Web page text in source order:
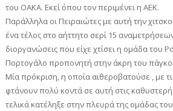
του ΟΑΚΑ. Εκεί όπου τον περιμένει η ΑΕΚ.
Παράλληλα οι Πειραιώτες με αυτή την
ένα τέλος στο αήττητο σερί 15
διοργανώσεις που είχε χτίσει η ομάδα του
Πορτογάλο προπονητή στην άκρη του
Μία πρόκριση, η οποία αιθεροβατούσε , με
φτάνουν πολύ κοντά σε αυτή στις
τελικά κατέληξε στην πλευρά της ομάδας